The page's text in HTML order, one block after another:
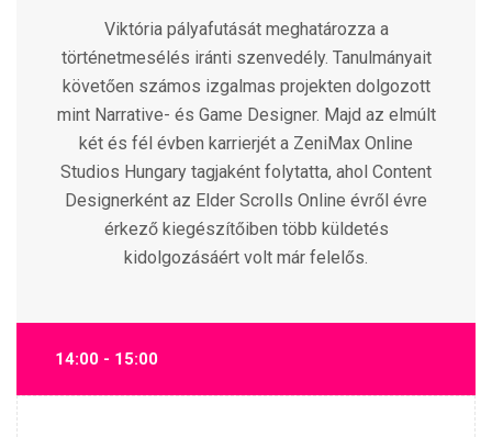
Viktória pályafutását meghatározza a
történetmesélés iránti szenvedély. Tanulmányait
követően számos izgalmas projekten dolgozott
mint Narrative- és Game Designer. Majd az elmúlt
két és fél évben karrierjét a ZeniMax Online
Studios Hungary tagjaként folytatta, ahol Content
Designerként az Elder Scrolls Online évről évre
érkező kiegészítőiben több küldetés
kidolgozásáért volt már felelős.
14:00 - 15:00